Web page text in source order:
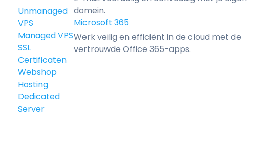
Unmanaged
VPS
Managed VPS
SSL
Certificaten
Webshop
Hosting
Dedicated
Server
domein.
Microsoft 365
Werk veilig en efficiënt in de cloud met de
vertrouwde Office 365-apps.